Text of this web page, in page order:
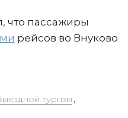
что пассажиры
рейсов во Внуково
туризм ,